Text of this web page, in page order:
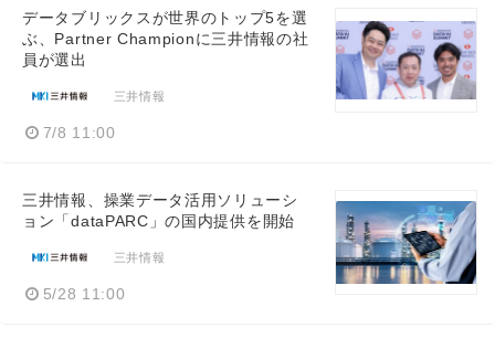
データブリックスが世界のトップ5を選
ぶ、Partner Championに三井情報の社
員が選出
三井情報
7/8 11:00
三井情報、操業データ活用ソリューシ
ョン「dataPARC」の国内提供を開始
三井情報
5/28 11:00